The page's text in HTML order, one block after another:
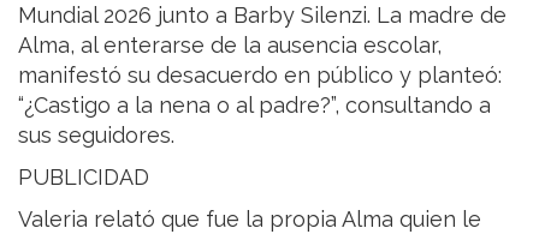
Mundial 2026 junto a Barby Silenzi. La madre de
Alma, al enterarse de la ausencia escolar,
manifestó su desacuerdo en público y planteó:
“¿Castigo a la nena o al padre?”, consultando a
sus seguidores.
PUBLICIDAD
Valeria relató que fue la propia Alma quien le